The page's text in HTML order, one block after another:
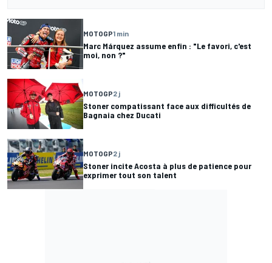
MOTOGP1 min
Marc Márquez assume enfin : "Le favori, c'est
moi, non ?"
MOTOGP2 j
Stoner compatissant face aux difficultés de
Bagnaia chez Ducati
MOTOGP2 j
Stoner incite Acosta à plus de patience pour
exprimer tout son talent